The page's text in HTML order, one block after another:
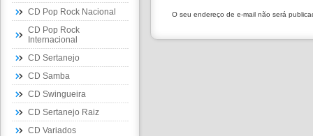
CD Pop Rock Nacional
CD Pop Rock
Internacional
CD Sertanejo
CD Samba
CD Swingueira
CD Sertanejo Raiz
CD Variados
O seu endereço de e-mail não será